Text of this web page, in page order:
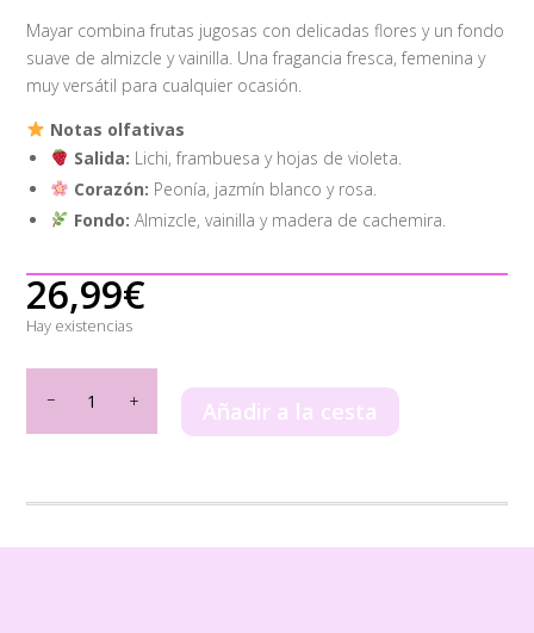
Mayar combina frutas jugosas con delicadas flores y un fondo
suave de almizcle y vainilla. Una fragancia fresca, femenina y
muy versátil para cualquier ocasión.
Notas olfativas
Salida: Lichi, frambuesa y hojas de violeta.
Corazón: Peonía, jazmín blanco y rosa.
Fondo: Almizcle, vainilla y madera de cachemira.
26,99€
Hay existencias
Lattafa
100ml
Añadir a la cesta